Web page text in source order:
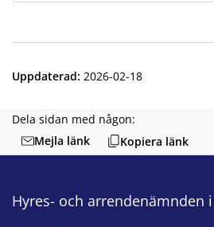
Uppdaterad: 2026-02-18
Dela sidan med någon:
Mejla länk
Kopiera länk
Hyres- och arrendenämnden